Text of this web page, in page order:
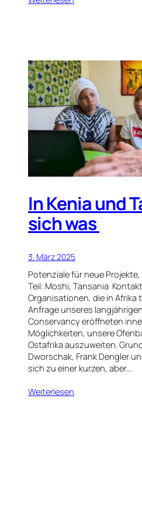
In Kenia und
sich was
3. März 2025
Potenziale für neue
Teil: Moshi, Tansania
Organisationen, die in Afrika
Anfrage unseres
Conservancy eröffneten
Möglichkeiten, unsere
Ostafrika auszuweiten.
Dworschak, Frank Dengler
sich zu einer kurzen, aber…
Weiterlesen